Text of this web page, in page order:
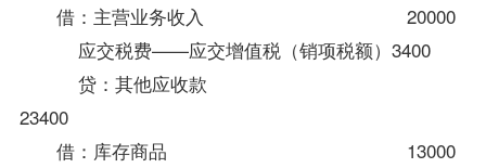
借：主营业务收入 20000
应交税费——应交增值税（销项税额）3400
贷：其他应收款
23400
借：库存商品 13000